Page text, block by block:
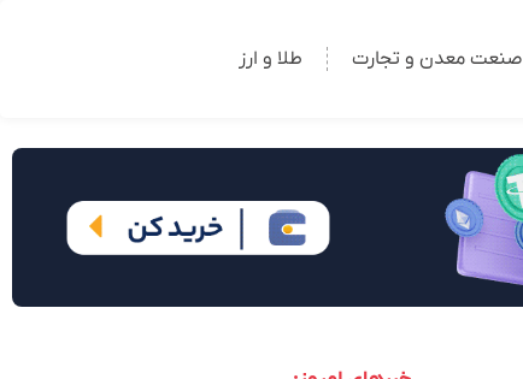
صنعت معدن و تجارت طلا و ارز